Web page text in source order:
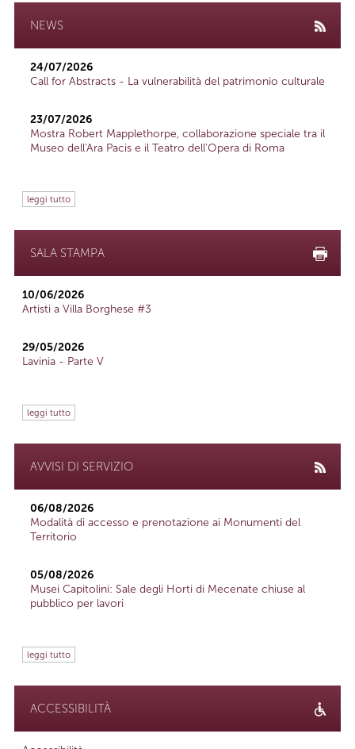
NEWS
24/07/2026
Call for Abstracts - La vulnerabilità del patrimonio culturale
23/07/2026
Mostra Robert Mapplethorpe, collaborazione speciale tra il
Museo dell'Ara Pacis e il Teatro dell'Opera di Roma
leggi tutto
SALA STAMPA
10/06/2026
Artisti a Villa Borghese #3
29/05/2026
Lavinia - Parte V
leggi tutto
AVVISI DI SERVIZIO
06/08/2026
Modalità di accesso e prenotazione ai Monumenti del
Territorio
05/08/2026
Musei Capitolini: Sale degli Horti di Mecenate chiuse al
pubblico per lavori
leggi tutto
ACCESSIBILITÀ